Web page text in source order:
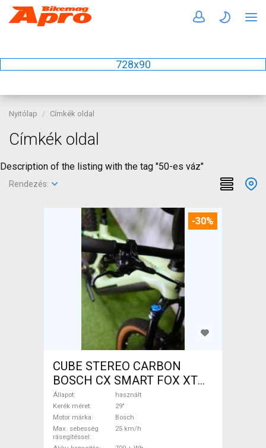
728x90
Nyitólap Címkék oldal
Címkék oldal
Description of the listing with the tag "50-es váz"
Rendezés:
-30%
CUBE STEREO CARBON
BOSCH CX SMART FOX XT
Elektromos Mountain Bike
29" össztelós / fully Bosch
használt ELADÓ
Állapot
használt
Kerék méret
29"
Motor márka
Bosch
Max. sebesség
rásegítéssel
25 km/h